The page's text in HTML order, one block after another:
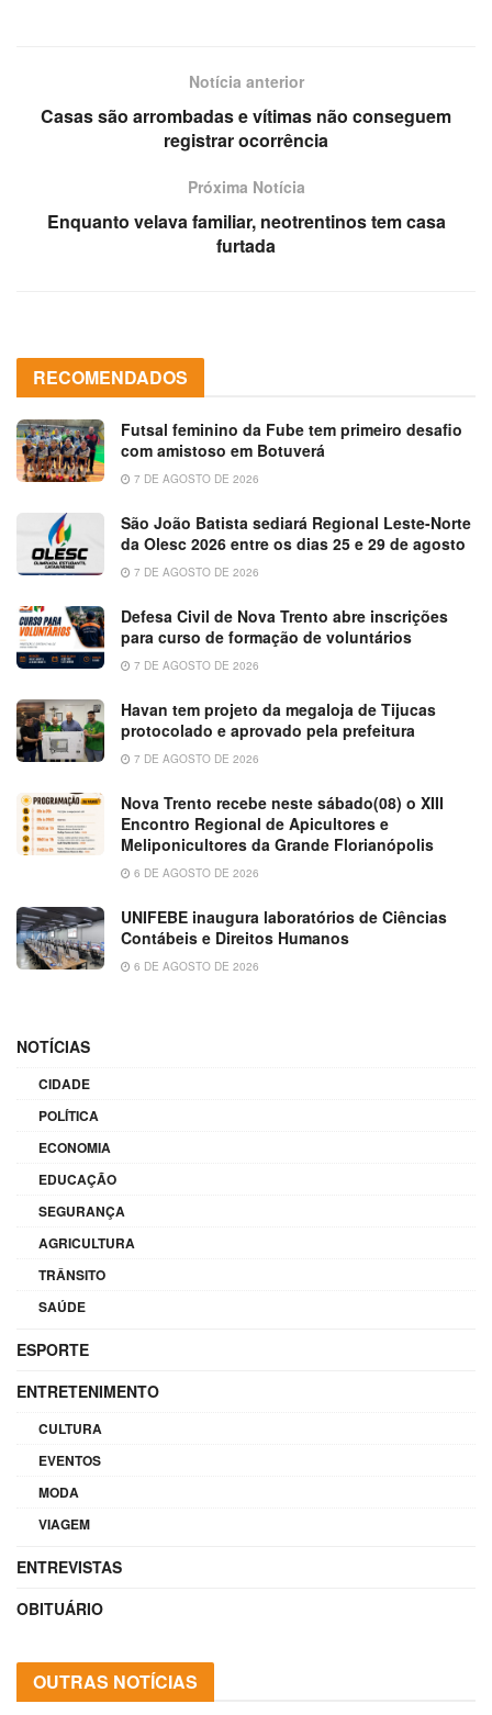
Notícia anterior
Casas são arrombadas e vítimas não conseguem
registrar ocorrência
Próxima Notícia
Enquanto velava familiar, neotrentinos tem casa
furtada
RECOMENDADOS
Futsal feminino da Fube tem primeiro desafio
com amistoso em Botuverá
7 DE AGOSTO DE 2026
São João Batista sediará Regional Leste-Norte
da Olesc 2026 entre os dias 25 e 29 de agosto
7 DE AGOSTO DE 2026
Defesa Civil de Nova Trento abre inscrições
para curso de formação de voluntários
7 DE AGOSTO DE 2026
Havan tem projeto da megaloja de Tijucas
protocolado e aprovado pela prefeitura
7 DE AGOSTO DE 2026
Nova Trento recebe neste sábado(08) o XIII
Encontro Regional de Apicultores e
Meliponicultores da Grande Florianópolis
6 DE AGOSTO DE 2026
UNIFEBE inaugura laboratórios de Ciências
Contábeis e Direitos Humanos
6 DE AGOSTO DE 2026
NOTÍCIAS
CIDADE
POLÍTICA
ECONOMIA
EDUCAÇÃO
SEGURANÇA
AGRICULTURA
TRÂNSITO
SAÚDE
ESPORTE
ENTRETENIMENTO
CULTURA
EVENTOS
MODA
VIAGEM
ENTREVISTAS
OBITUÁRIO
OUTRAS NOTÍCIAS